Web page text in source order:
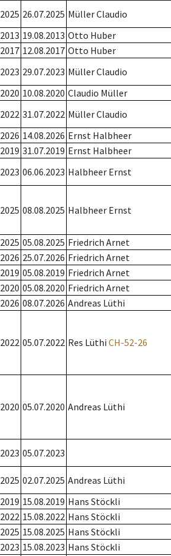
26.07.2025 Müller Claudio
19.08.2013 Otto Huber
12.08.2017 Otto Huber
29.07.2023 Müller Claudio
10.08.2020 Claudio Müller
31.07.2022 Müller Claudio
14.08.2026 Ernst Halbheer
31.07.2019 Ernst Halbheer
06.06.2023 Halbheer Ernst
08.08.2025 Halbheer Ernst
05.08.2025 Friedrich Arnet
25.07.2026 Friedrich Arnet
05.08.2019 Friedrich Arnet
05.08.2020 Friedrich Arnet
08.07.2026 Andreas Lüthi
05.07.2022 Res Lüthi CH-52-26
05.07.2020 Andreas Lüthi
05.07.2023
02.07.2025 Andreas Lüthi
15.08.2019 Hans Stöckli
15.08.2022 Hans Stöckli
15.08.2025 Hans Stöckli
15.08.2023 Hans Stöckli